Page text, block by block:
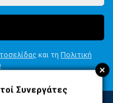
+
Συνεργάτες
και τη Πολιτική